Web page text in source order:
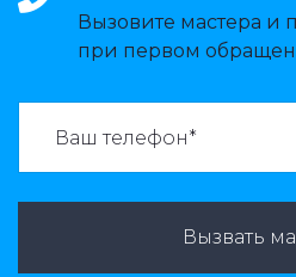
Вызовите мастера и
при первом
Вызвать